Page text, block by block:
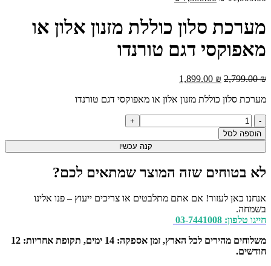
11,999.00 ₪.
7,999.00 ₪.
מערכת סלון כוללת מזנון אלון או
מאפוקסי דגם טורנדו
2,799.00₪
המחיר
היה:
1,899.00 ₪
הוא:
מערכת סלון כוללת מזנון אלון או מאפוקסי דגם טורנדו
כמות
של
מערכת
סלון
מזנון
או
מאפוקסי
דגם
טורנדו
הוספה לסל
קנה עכשיו
לא בטוחים שזה המוצר שמתאים לכם?
אנחנו כאן לעזור! אם אתם מתלבטים או צריכים ייעוץ – פנו אלינו
בשמחה.
חייגו טלפון: 03-7441008
משלוחים מהירים לכל הארץ, זמן אספקה: 14 ימים, תקופת אחריות: 12
חודשים.